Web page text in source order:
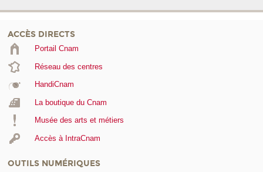
ACCÈS DIRECTS
Portail Cnam
Réseau des centres
HandiCnam
La boutique du Cnam
Musée des arts et métiers
Accès à IntraCnam
OUTILS NUMÉRIQUES